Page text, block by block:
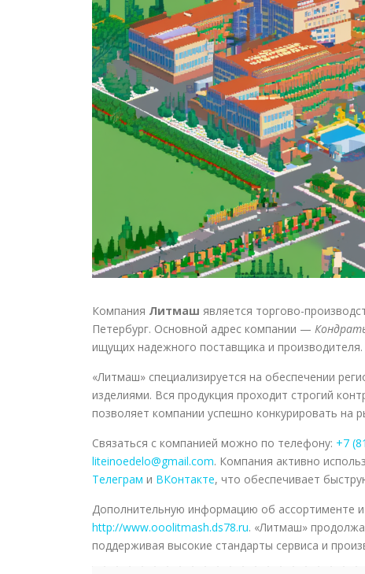
Компания Литмаш является торгово-
Петербург. Основной адрес компании —
ищущих надежного поставщика и производителя.
«Литмаш» специализируется на обеспечении
изделиями. Вся продукция проходит строгий
позволяет компании успешно конкурировать на
Связаться с компанией можно по телефону: +7
liteinoedelo@gmail.com. Компания активно
Телеграм и ВКонтакте, что обеспечивает
Дополнительную информацию об ассортименте
http://www.ooolitmash.ds78.ru. «Литмаш»
поддерживая высокие стандарты сервиса и